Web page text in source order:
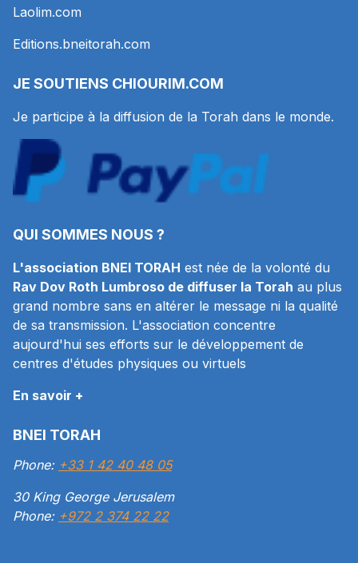
Laolim.com
Editions.bneitorah.com
JE SOUTIENS CHIOURIM.COM
Je participe à la diffusion de la Torah dans le monde.
QUI SOMMES NOUS ?
L'association BNEI TORAH est née de la volonté du
Rav Dov Roth Lumbroso de diffuser la Torah au plus
grand nombre sans en altérer le message ni la qualité
de sa transmission. L'association concentre
aujourd'hui ses efforts sur le développement de
centres d'études physiques ou virtuels
En savoir +
BNEI TORAH
Phone: +33 1 42 40 48 05
30 King George Jerusalem
Phone: +972 2 374 22 22